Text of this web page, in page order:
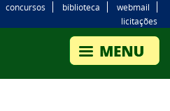
concursos biblioteca
webmail
licitações